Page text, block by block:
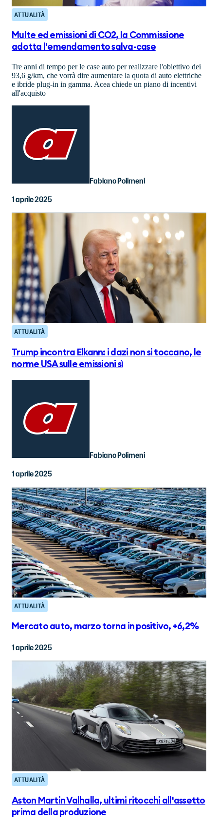
ATTUALITÀ
Multe ed emissioni di CO2, la Commissione
adotta l'emendamento salva-case
Tre anni di tempo per le case auto per realizzare l'obiettivo dei
93,6 g/km, che vorrà dire aumentare la quota di auto elettriche
e ibride plug-in in gamma. Acea chiede un piano di incentivi
all'acquisto
Fabiano Polimeni
1 aprile 2025
ATTUALITÀ
Trump incontra Elkann: i dazi non si toccano, le
norme USA sulle emissioni sì
Fabiano Polimeni
1 aprile 2025
ATTUALITÀ
Mercato auto, marzo torna in positivo, +6,2%
1 aprile 2025
ATTUALITÀ
Aston Martin Valhalla, ultimi ritocchi all'assetto
prima della produzione